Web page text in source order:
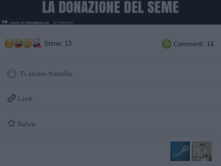
Stime: 13  Commenti: 14
Ti stimo fratello
 Link
 Salva